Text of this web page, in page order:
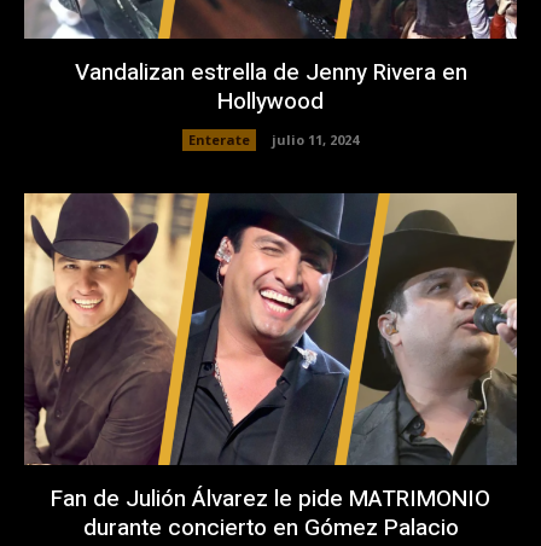
Vandalizan estrella de Jenny Rivera en
Hollywood
Enterate julio 11, 2024
Fan de Julión Álvarez le pide MATRIMONIO
durante concierto en Gómez Palacio